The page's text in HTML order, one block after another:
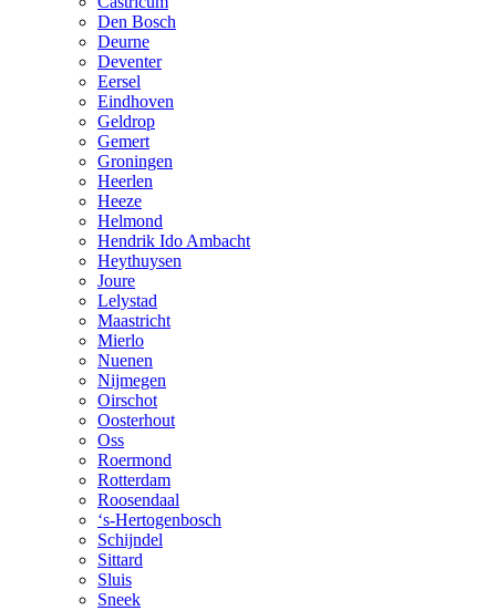
Den Bosch
Deurne
Deventer
Eersel
Eindhoven
Geldrop
Gemert
Groningen
Heerlen
Heeze
Helmond
Hendrik Ido Ambacht
Heythuysen
Joure
Lelystad
Maastricht
Mierlo
Nuenen
Nijmegen
Oirschot
Oosterhout
Oss
Roermond
Rotterdam
Roosendaal
‘s-Hertogenbosch
Schijndel
Sittard
Sluis
Sneek